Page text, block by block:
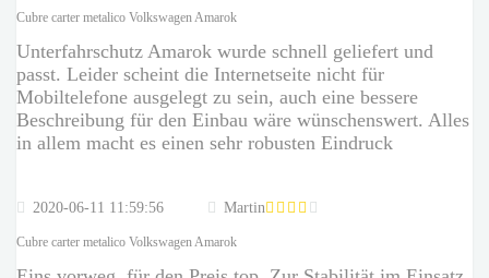
Cubre carter metalico Volkswagen Amarok
Unterfahrschutz Amarok wurde schnell geliefert und
passt. Leider scheint die Internetseite nicht für
Mobiltelefone ausgelegt zu sein, auch eine bessere
Beschreibung für den Einbau wäre wünschenswert. Alles
in allem macht es einen sehr robusten Eindruck
2020-06-11 11:59:56 Martin
Cubre carter metalico Volkswagen Amarok